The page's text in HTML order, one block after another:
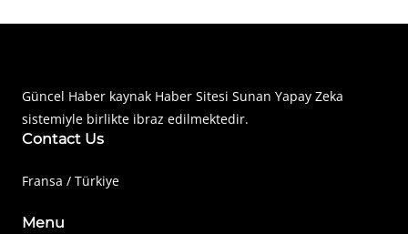
Güncel Haber kaynak Haber Sitesi Sunan Yapay Zeka
sistemiyle birlikte ibraz edilmektedir.
Contact Us
Fransa / Türkiye
Menu